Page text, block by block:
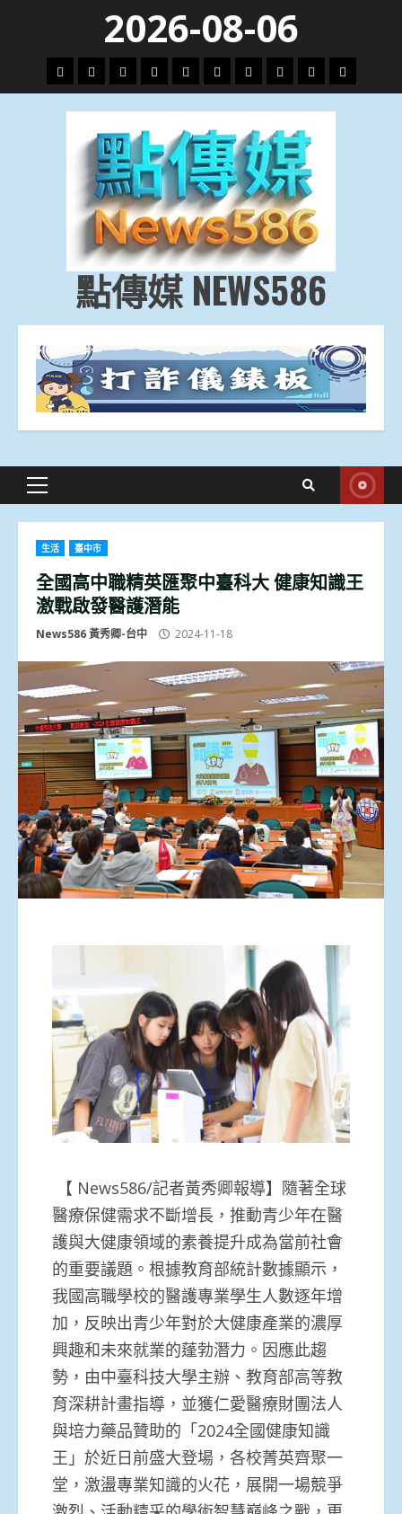
content
2026-08-06
頭
條
財
經
地
方.
會
文
教.
技
專
題
娛
樂
劇
政
治
國
際
運
動
生
活
點傳媒 NEWS586
Primary
生活 臺中市
全國高中職精英匯聚中臺科大 健康知識王
激戰啟發醫護潛能
News586 黃秀卿-台中 2024-11-18
【 News586/記者黃秀卿報導】隨著全球
醫療保健需求不斷增長，推動青少年在醫
護與大健康領域的素養提升成為當前社會
的重要議題。根據教育部統計數據顯示，
我國高職學校的醫護專業學生人數逐年增
加，反映出青少年對於大健康產業的濃厚
興趣和未來就業的蓬勃潛力。因應此趨
勢，由中臺科技大學主辦、教育部高等教
育深耕計畫指導，並獲仁愛醫療財團法人
與培力藥品贊助的「2024全國健康知識
王」於近日前盛大登場，各校菁英齊聚一
堂，激盪專業知識的火花，展開一場競爭